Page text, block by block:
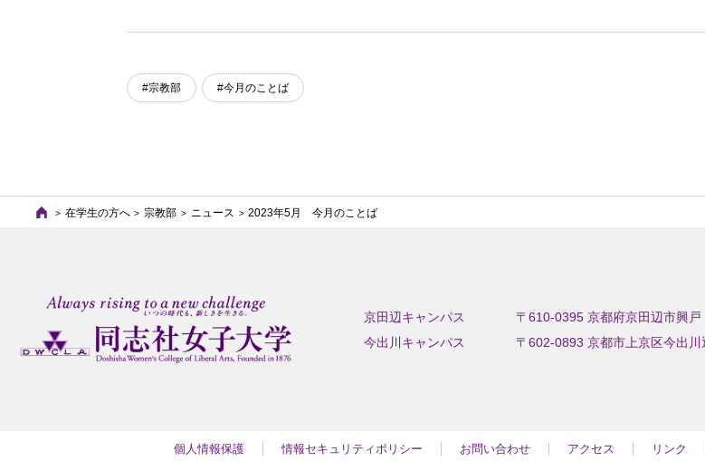
#宗教部 #今月のことば
在学生の方へ 宗教部 ニュース 2023年5月 今月のことば
京田辺キャンパス
〒610-0395 京都府京田辺市興戸
今出川キャンパス
〒602-0893 京都市上京区今出川
個人情報保護 情報セキュリティポリシー お問い合わせ アクセス リンク